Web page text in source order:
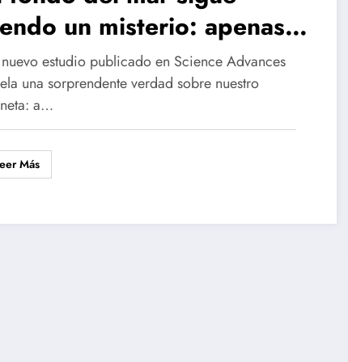
un misterio: apenas
visto el 0,001% del
profundo
estudio publicado en Science Advances
una sorprendente verdad sobre nuestro
a…
Más